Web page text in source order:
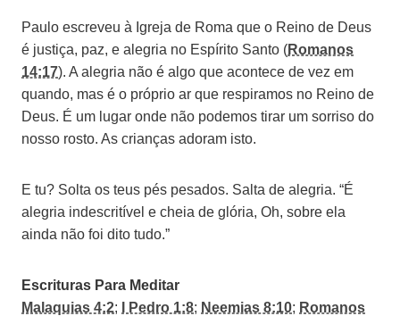
Paulo escreveu à Igreja de Roma que o Reino de Deus
é justiça, paz, e alegria no Espírito Santo (Romanos
14:17). A alegria não é algo que acontece de vez em
quando, mas é o próprio ar que respiramos no Reino de
Deus. É um lugar onde não podemos tirar um sorriso do
nosso rosto. As crianças adoram isto.
E tu? Solta os teus pés pesados. Salta de alegria. “É
alegria indescritível e cheia de glória, Oh, sobre ela
ainda não foi dito tudo.”
Escrituras Para Meditar
Malaquias 4:2; I Pedro 1:8; Neemias 8:10; Romanos